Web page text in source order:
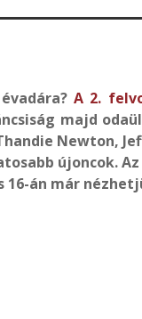
A 2.
majd
Newton,
újoncok.
án már